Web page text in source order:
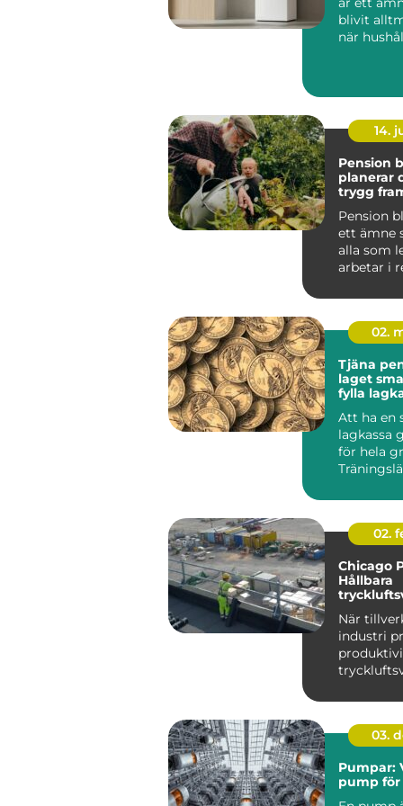
blivit
när
14.
Pension
planerar
trygg
Pension
ett ämne
alla som
arbetar i
bör...
02.
Tjäna
laget smarta sätt att
fylla
Att ha en
lagkassa
för hela
02.
Chicago
Hållbara
När
industri
03.
Pumpar:
pump